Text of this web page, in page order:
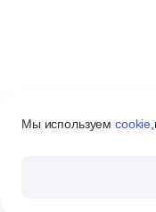
Мы используемcookie